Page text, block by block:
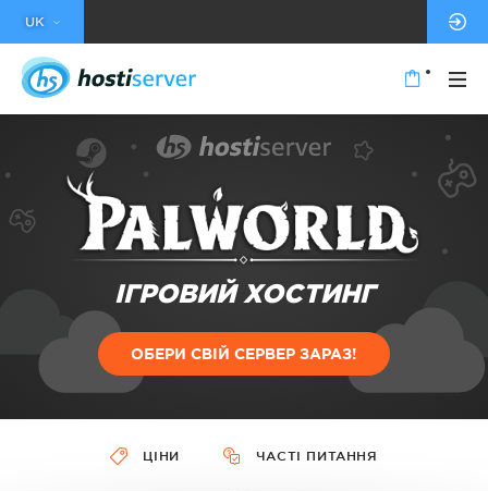
UK
ІГРОВИЙ ХОСТИНГ
ОБЕРИ СВІЙ СЕРВЕР ЗАРАЗ!
ЦІНИ ЧАСТІ ПИТАННЯ